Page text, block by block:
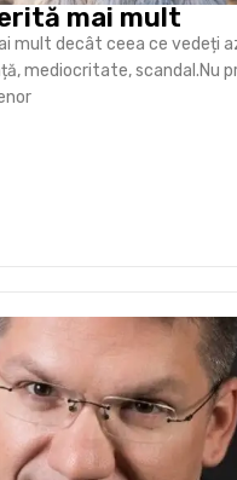
mai mult
mult decât ceea ce vedeți
mediocritate, scandal.Nu